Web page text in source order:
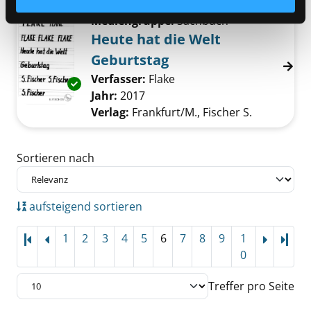
Exemplar-Details von Heute hat die Welt
Mediengruppe:Sachbuch
Heute hat die Welt
Geburtstag
Verfasser: Flake
Jahr: 2017
Verlag: Frankfurt/M., Fischer S.
Zu den Suchfiltern springen
Sortieren nach
aufsteigend sortieren
1 2 3 4 5 6 7 8 9
1
0
Treffer pro Seite